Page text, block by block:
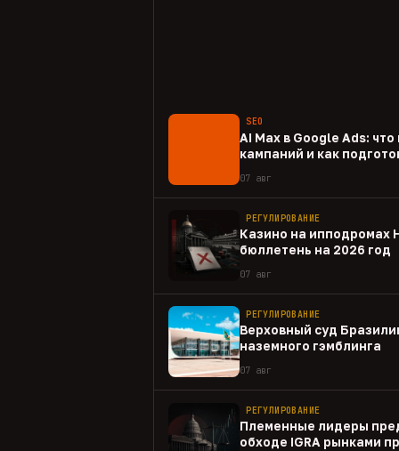
SEO
AI Max в Google Ads:
кампаний и как
07 авг
РЕГУЛИРОВАНИЕ
Казино на ипподромах
бюллетень на 2026 год
07 авг
РЕГУЛИРОВАНИЕ
Верховный суд
наземного гэмблинга
07 авг
РЕГУЛИРОВАНИЕ
Племенные лидеры
обходе IGRA рынками